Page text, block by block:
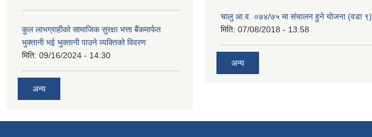
कुल लाभग्राहीको सामाजिक सुरक्षा भत्ता बैंकमार्फत
भुक्तानी भई भुक्तानी पाउने व्यक्तिको विवरण
मिति: 09/16/2024 - 14:30
अन्य
चालु आ.व. ०७४/७५ मा संचालन हुने योजना (वडा ९)
मिति: 07/08/2018 - 13:58
अन्य